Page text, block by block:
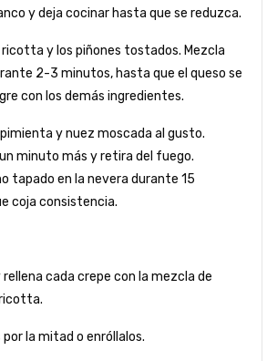
y deja cocinar hasta que se reduzca.
ricotta y los piñones tostados. Mezcla
2-3 minutos, hasta que el queso se
con los demás ingredientes.
y nuez moscada al gusto.
minuto más y retira del fuego.
tapado en la nevera durante 15
coja consistencia.
rellena cada crepe con la mezcla de
por la mitad o enróllalos.